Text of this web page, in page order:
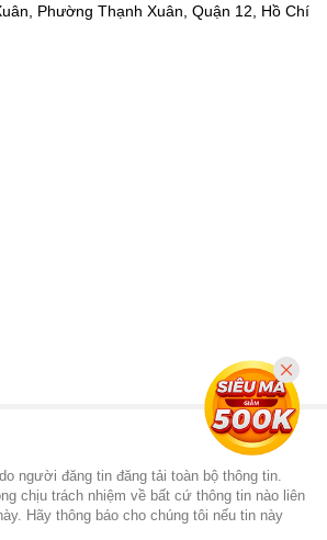
Phường Thạnh Xuân, Quận 12, Hồ Chí
người đăng tin đăng tải toàn bộ thông tin.
chịu trách nhiệm về bất cứ thông tin nào liên
Hãy thông báo cho chúng tôi nếu tin này